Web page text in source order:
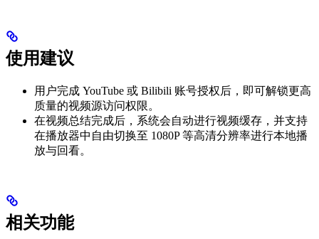
使用建议
用户完成 YouTube 或 Bilibili 账号授权后，即可解锁更高
质量的视频源访问权限。
在视频总结完成后，系统会自动进行视频缓存，并支持
在播放器中自由切换至 1080P 等高清分辨率进行本地播
放与回看。
相关功能